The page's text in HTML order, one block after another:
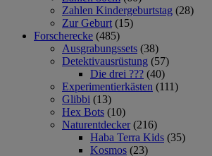
Zahlen Kindergeburtstag (28)
Zur Geburt (15)
Forscherecke (485)
Ausgrabungssets (38)
Detektivausrüstung (57)
Die drei ??? (40)
Experimentierkästen (111)
Glibbi (13)
Hex Bots (10)
Naturentdecker (216)
Haba Terra Kids (35)
Kosmos (23)